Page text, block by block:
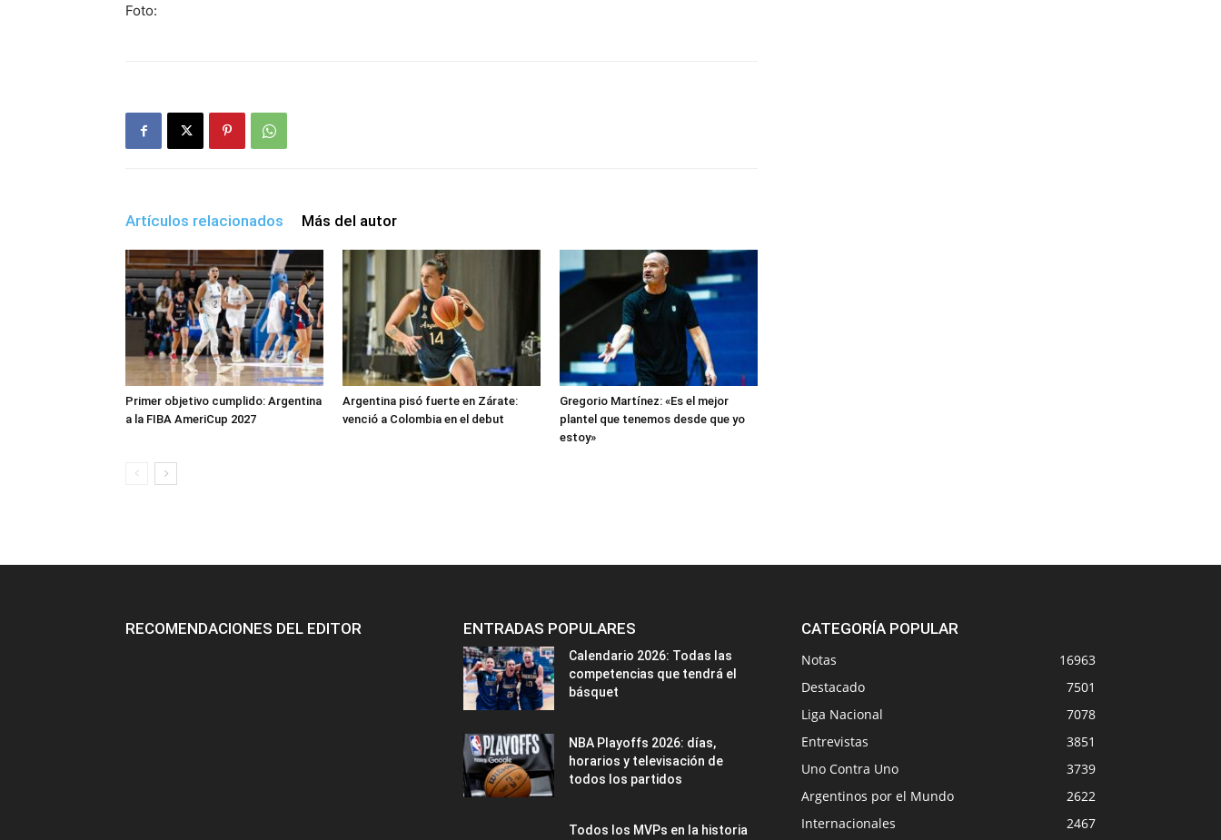
Foto:
Artículos relacionados Más del autor
Primer objetivo cumplido: Argentina
a la FIBA AmeriCup 2027
Argentina pisó fuerte en Zárate:
venció a Colombia en el debut
Gregorio Martínez: «Es el mejor
plantel que tenemos desde que yo
estoy»
RECOMENDACIONES DEL EDITOR ENTRADAS POPULARES
Calendario 2026: Todas las
competencias que tendrá el
básquet
NBA Playoffs 2026: días,
horarios y televisación de
todos los partidos
Todos los MVPs en la historia
CATEGORÍA POPULAR
Notas
16963
Destacado
7501
Liga Nacional
7078
Entrevistas
3851
Uno Contra Uno
3739
Argentinos por el Mundo
2622
Internacionales
2467